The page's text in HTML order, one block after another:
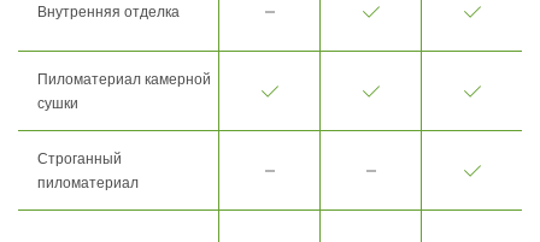
Внутренняя отделка
Пиломатериал камерной
сушки
Строганный
пиломатериал